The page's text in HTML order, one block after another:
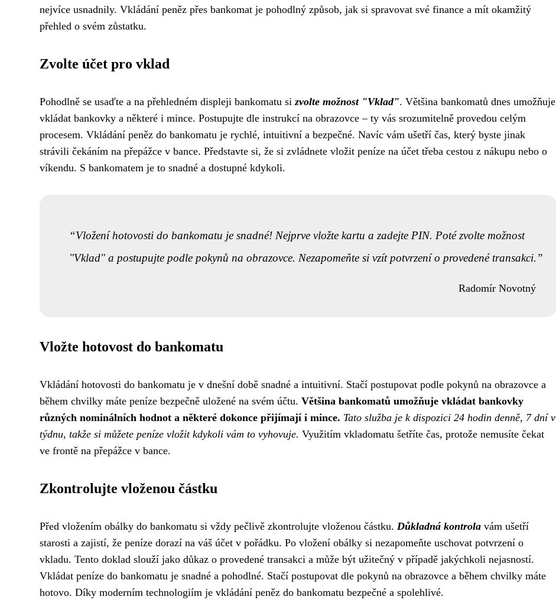
nejvíce usnadnily. Vkládání peněz přes bankomat je pohodlný způsob, jak si spravovat své finance a mít okamžitý
přehled o svém zůstatku.
Zvolte účet pro vklad
Pohodlně se usaďte a na přehledném displeji bankomatu sizvolte možnost "Vklad". Většina bankomatů dnes umožňuje
vkládat bankovky a některé i mince. Postupujte dle instrukcí na obrazovce – ty vás srozumitelně provedou celým
procesem. Vkládání peněz do bankomatu je rychlé, intuitivní a bezpečné. Navíc vám ušetří čas, který byste jinak
strávili čekáním na přepážce v bance. Představte si, že si zvládnete vložit peníze na účet třeba cestou z nákupu nebo o
víkendu. S bankomatem je to snadné a dostupné kdykoli.
Vložení hotovosti do bankomatu je snadné! Nejprve vložte kartu a zadejte PIN. Poté zvolte možnost
"Vklad" a postupujte podle pokynů na obrazovce. Nezapomeňte si vzít potvrzení o provedené transakci.
Radomír Novotný
Vložte hotovost do bankomatu
Vkládání hotovosti do bankomatu je v dnešní době snadné a intuitivní. Stačí postupovat podle pokynů na obrazovce a
během chvilky máte peníze bezpečně uložené na svém účtu. Většina bankomatů umožňuje vkládat bankovky
různých nominálních hodnot a některé dokonce přijímají i mince. Tato služba je k dispozici 24 hodin denně, 7 dní v
týdnu, takže si můžete peníze vložit kdykoli vám to vyhovuje. Využitím vkladomatu šetříte čas, protože nemusíte čekat
ve frontě na přepážce v bance.
Zkontrolujte vloženou částku
Před vložením obálky do bankomatu si vždy pečlivě zkontrolujte vloženou částku. Důkladná kontrola vám ušetří
starosti a zajistí, že peníze dorazí na váš účet v pořádku. Po vložení obálky si nezapomeňte uschovat potvrzení o
vkladu. Tento doklad slouží jako důkaz o provedené transakci a může být užitečný v případě jakýchkoli nejasností.
Vkládat peníze do bankomatu je snadné a pohodlné. Stačí postupovat dle pokynů na obrazovce a během chvilky máte
hotovo. Díky moderním technologiím je vkládání peněz do bankomatu bezpečné a spolehlivé.